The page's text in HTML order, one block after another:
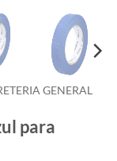
GENERAL
para